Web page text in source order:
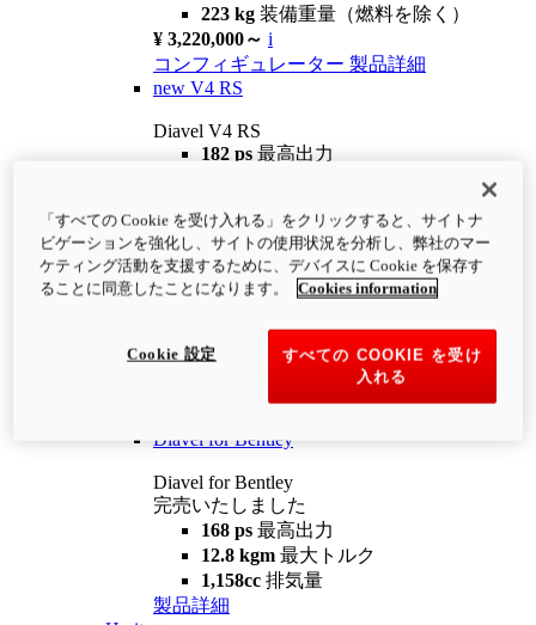
223 kg 装備重量（燃料を除く）
¥ 3,220,000～ i
コンフィギュレーター 製品詳細
new V4 RS
Diavel V4 RS
182 ps 最高出力
¥4,400,000 i
コンフィギュレーター 製品詳細
newV4 RS 100
12.2 kgm
最大トルク
装備重量（燃料を除く）
Diavel for Bentley
Diavel for Bentley
完売いたしました
168 ps 最高出力
12.8 kgm 最大トルク
1,158cc 排気量
製品詳細
「すべての Cookie を受け入れる」をクリックすると、サイトナ
ビゲーションを強化し、サイトの使用状況を分析し、弊社のマー
ケティング活動を支援するために、デバイスに Cookie を保存す
ることに同意したことになります。
Cookies information
すべての COOKIE を受け
入れる
Cookie 設定